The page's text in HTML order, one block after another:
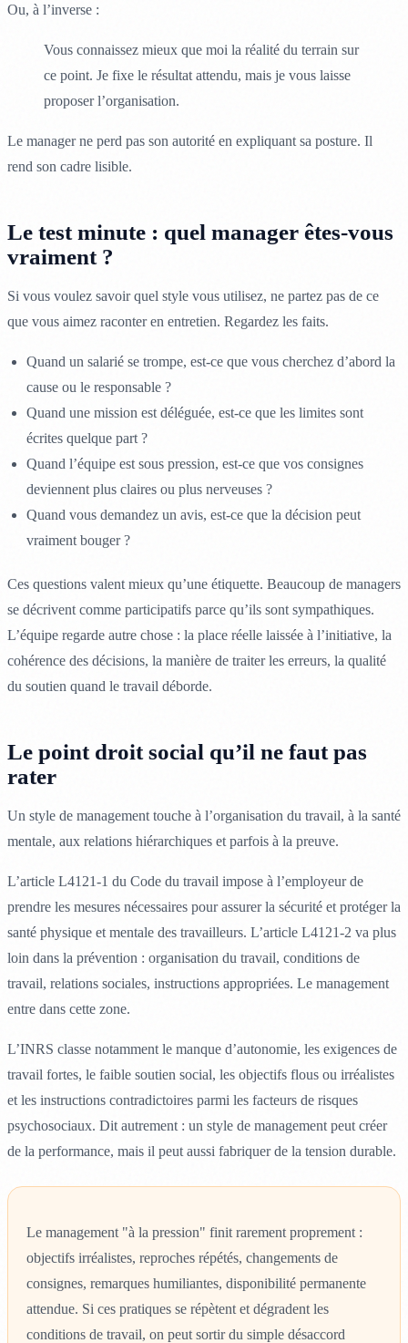
Ou, à l’inverse :
Vous connaissez mieux que moi la réalité du terrain sur
ce point. Je fixe le résultat attendu, mais je vous laisse
proposer l’organisation.
Le manager ne perd pas son autorité en expliquant sa posture. Il
rend son cadre lisible.
Le test minute : quel manager êtes-vous
vraiment ?
Si vous voulez savoir quel style vous utilisez, ne partez pas de ce
que vous aimez raconter en entretien. Regardez les faits.
Quand un salarié se trompe, est-ce que vous cherchez d’abord la
cause ou le responsable ?
Quand une mission est déléguée, est-ce que les limites sont
écrites quelque part ?
Quand l’équipe est sous pression, est-ce que vos consignes
deviennent plus claires ou plus nerveuses ?
Quand vous demandez un avis, est-ce que la décision peut
vraiment bouger ?
Ces questions valent mieux qu’une étiquette. Beaucoup de managers
se décrivent comme participatifs parce qu’ils sont sympathiques.
L’équipe regarde autre chose : la place réelle laissée à l’initiative, la
cohérence des décisions, la manière de traiter les erreurs, la qualité
du soutien quand le travail déborde.
Le point droit social qu’il ne faut pas
rater
Un style de management touche à l’organisation du travail, à la santé
mentale, aux relations hiérarchiques et parfois à la preuve.
L’article L4121-1 du Code du travail impose à l’employeur de
prendre les mesures nécessaires pour assurer la sécurité et protéger la
santé physique et mentale des travailleurs. L’article L4121-2 va plus
loin dans la prévention : organisation du travail, conditions de
travail, relations sociales, instructions appropriées. Le management
entre dans cette zone.
L’INRS classe notamment le manque d’autonomie, les exigences de
travail fortes, le faible soutien social, les objectifs flous ou irréalistes
et les instructions contradictoires parmi les facteurs de risques
psychosociaux. Dit autrement : un style de management peut créer
de la performance, mais il peut aussi fabriquer de la tension durable.
Le management "à la pression" finit rarement proprement :
objectifs irréalistes, reproches répétés, changements de
consignes, remarques humiliantes, disponibilité permanente
attendue. Si ces pratiques se répètent et dégradent les
conditions de travail, on peut sortir du simple désaccord